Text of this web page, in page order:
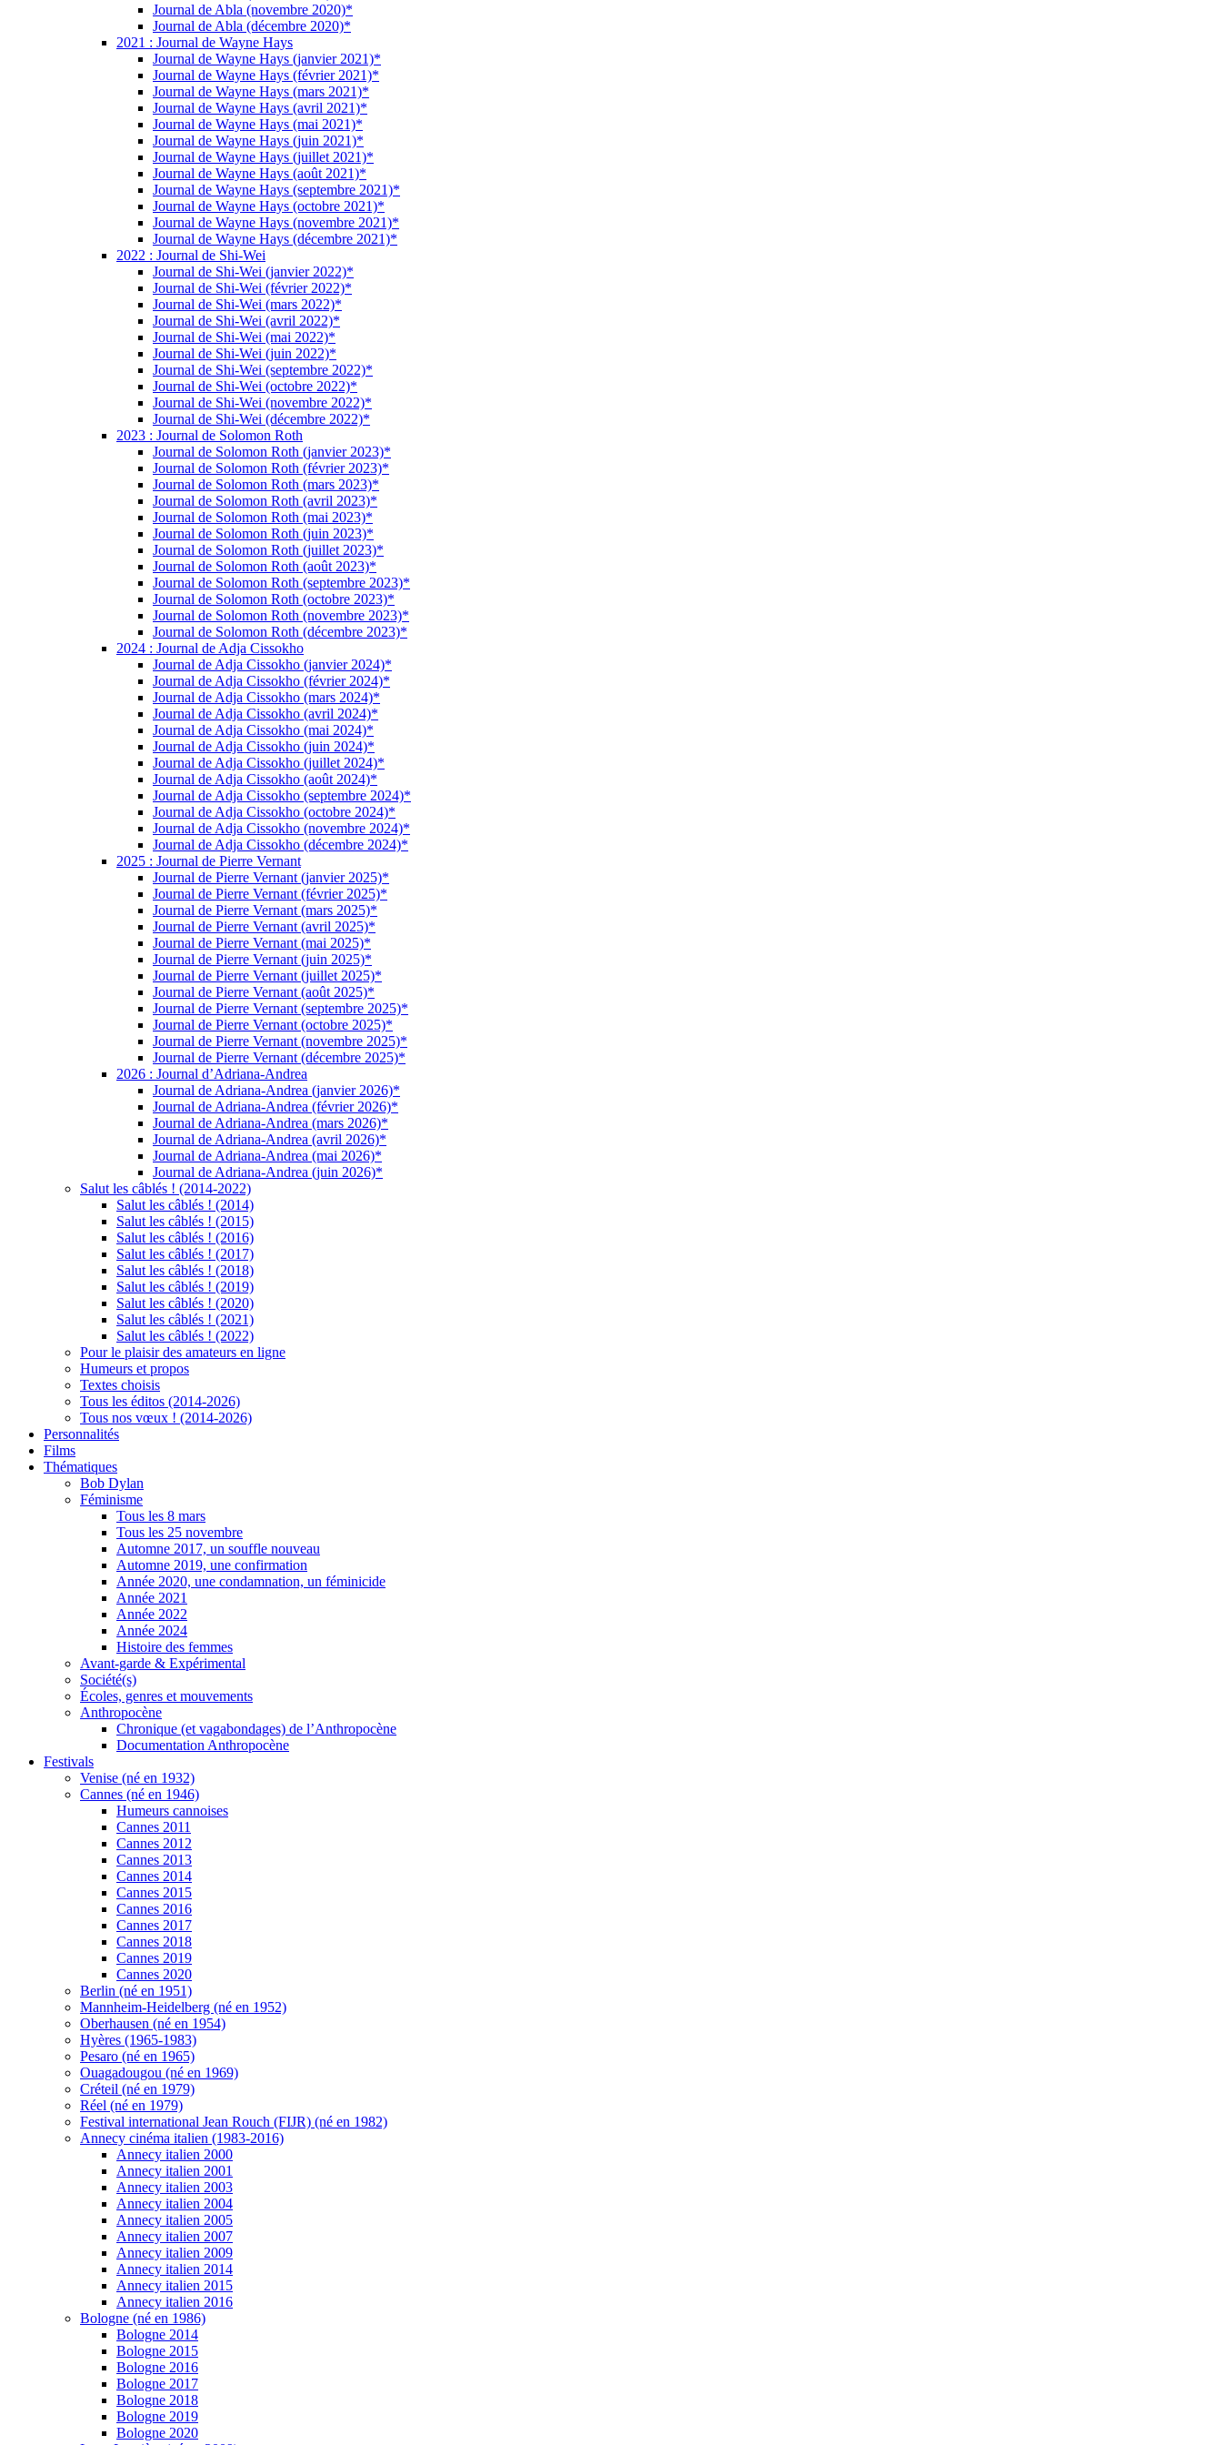
Journal de Abla (novembre 2020)*
Journal de Abla (décembre 2020)*
2021 : Journal de Wayne Hays
Journal de Wayne Hays (janvier 2021)*
Journal de Wayne Hays (février 2021)*
Journal de Wayne Hays (mars 2021)*
Journal de Wayne Hays (avril 2021)*
Journal de Wayne Hays (mai 2021)*
Journal de Wayne Hays (juin 2021)*
Journal de Wayne Hays (juillet 2021)*
Journal de Wayne Hays (août 2021)*
Journal de Wayne Hays (septembre 2021)*
Journal de Wayne Hays (octobre 2021)*
Journal de Wayne Hays (novembre 2021)*
Journal de Wayne Hays (décembre 2021)*
2022 : Journal de Shi-Wei
Journal de Shi-Wei (janvier 2022)*
Journal de Shi-Wei (février 2022)*
Journal de Shi-Wei (mars 2022)*
Journal de Shi-Wei (avril 2022)*
Journal de Shi-Wei (mai 2022)*
Journal de Shi-Wei (juin 2022)*
Journal de Shi-Wei (septembre 2022)*
Journal de Shi-Wei (octobre 2022)*
Journal de Shi-Wei (novembre 2022)*
Journal de Shi-Wei (décembre 2022)*
2023 : Journal de Solomon Roth
Journal de Solomon Roth (janvier 2023)*
Journal de Solomon Roth (février 2023)*
Journal de Solomon Roth (mars 2023)*
Journal de Solomon Roth (avril 2023)*
Journal de Solomon Roth (mai 2023)*
Journal de Solomon Roth (juin 2023)*
Journal de Solomon Roth (juillet 2023)*
Journal de Solomon Roth (août 2023)*
Journal de Solomon Roth (septembre 2023)*
Journal de Solomon Roth (octobre 2023)*
Journal de Solomon Roth (novembre 2023)*
Journal de Solomon Roth (décembre 2023)*
2024 : Journal de Adja Cissokho
Journal de Adja Cissokho (janvier 2024)*
Journal de Adja Cissokho (février 2024)*
Journal de Adja Cissokho (mars 2024)*
Journal de Adja Cissokho (avril 2024)*
Journal de Adja Cissokho (mai 2024)*
Journal de Adja Cissokho (juin 2024)*
Journal de Adja Cissokho (juillet 2024)*
Journal de Adja Cissokho (août 2024)*
Journal de Adja Cissokho (septembre 2024)*
Journal de Adja Cissokho (octobre 2024)*
Journal de Adja Cissokho (novembre 2024)*
Journal de Adja Cissokho (décembre 2024)*
2025 : Journal de Pierre Vernant
Journal de Pierre Vernant (janvier 2025)*
Journal de Pierre Vernant (février 2025)*
Journal de Pierre Vernant (mars 2025)*
Journal de Pierre Vernant (avril 2025)*
Journal de Pierre Vernant (mai 2025)*
Journal de Pierre Vernant (juin 2025)*
Journal de Pierre Vernant (juillet 2025)*
Journal de Pierre Vernant (août 2025)*
Journal de Pierre Vernant (septembre 2025)*
Journal de Pierre Vernant (octobre 2025)*
Journal de Pierre Vernant (novembre 2025)*
Journal de Pierre Vernant (décembre 2025)*
2026 : Journal d’Adriana-Andrea
Journal de Adriana-Andrea (janvier 2026)*
Journal de Adriana-Andrea (février 2026)*
Journal de Adriana-Andrea (mars 2026)*
Journal de Adriana-Andrea (avril 2026)*
Journal de Adriana-Andrea (mai 2026)*
Journal de Adriana-Andrea (juin 2026)*
Salut les câblés ! (2014-2022)
Salut les câblés ! (2014)
Salut les câblés ! (2015)
Salut les câblés ! (2016)
Salut les câblés ! (2017)
Salut les câblés ! (2018)
Salut les câblés ! (2019)
Salut les câblés ! (2020)
Salut les câblés ! (2021)
Salut les câblés ! (2022)
Pour le plaisir des amateurs en ligne
Humeurs et propos
Textes choisis
Tous les éditos (2014-2026)
Tous nos vœux ! (2014-2026)
Personnalités
Films
Thématiques
Bob Dylan
Féminisme
Tous les 8 mars
Tous les 25 novembre
Automne 2017, un souffle nouveau
Automne 2019, une confirmation
Année 2020, une condamnation, un féminicide
Année 2021
Année 2022
Année 2024
Histoire des femmes
Avant-garde & Expérimental
Société(s)
Écoles, genres et mouvements
Anthropocène
Chronique (et vagabondages) de l’Anthropocène
Documentation Anthropocène
Festivals
Venise (né en 1932)
Cannes (né en 1946)
Humeurs cannoises
Cannes 2011
Cannes 2012
Cannes 2013
Cannes 2014
Cannes 2015
Cannes 2016
Cannes 2017
Cannes 2018
Cannes 2019
Cannes 2020
Berlin (né en 1951)
Mannheim-Heidelberg (né en 1952)
Oberhausen (né en 1954)
Hyères (1965-1983)
Pesaro (né en 1965)
Ouagadougou (né en 1969)
Créteil (né en 1979)
Réel (né en 1979)
Festival international Jean Rouch (FIJR) (né en 1982)
Annecy cinéma italien (1983-2016)
Annecy italien 2000
Annecy italien 2001
Annecy italien 2003
Annecy italien 2004
Annecy italien 2005
Annecy italien 2007
Annecy italien 2009
Annecy italien 2014
Annecy italien 2015
Annecy italien 2016
Bologne (né en 1986)
Bologne 2014
Bologne 2015
Bologne 2016
Bologne 2017
Bologne 2018
Bologne 2019
Bologne 2020